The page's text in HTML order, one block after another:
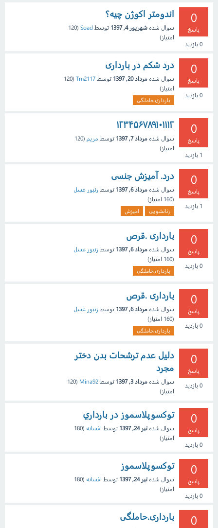
0
پاسخ
0 بازدید
اندومتر اکوژن چیه؟
سوال شده شهریور 4, 1397 توسط Soad
(
120
امتیاز)
0
پاسخ
0 بازدید
درد شکم در بارداری
سوال شده مرداد 20, 1397 توسط Tm2117
(
120
امتیاز)
بارداری،حاملگی
0
پاسخ
1 بازدید
۱۲۳۴۵۶۷۸۹۱۰۱۱۱۲
سوال شده مرداد 7, 1397 توسط مریم (
120
امتیاز)
0
پاسخ
1 بازدید
درد. آمیزش جنسی
سوال شده مرداد 6, 1397 توسط زنبور عسل
(
160 امتیاز)
زنانشویی امیزش
0
پاسخ
0 بازدید
بارداری .قرص
سوال شده مرداد 6, 1397 توسط زنبور عسل
(
160 امتیاز)
بارداری،حاملگی
0
پاسخ
0 بازدید
بارداری .قرص
سوال شده مرداد 6, 1397 توسط زنبور عسل
(
160 امتیاز)
بارداری،حاملگی
0
پاسخ
0 بازدید
دلیل عدم ترشحات بدن دختر
مجرد
سوال شده مرداد 3, 1397 توسط Mina92
(
120
امتیاز)
0
پاسخ
0 بازدید
توكسوپلاسموز در بارداري
سوال شده تیر 24, 1397 توسط افسانه (
180
امتیاز)
0
پاسخ
0 بازدید
توكسوپلاسموز
سوال شده تیر 24, 1397 توسط افسانه (
180
امتیاز)
0 بارداری.حاملگی